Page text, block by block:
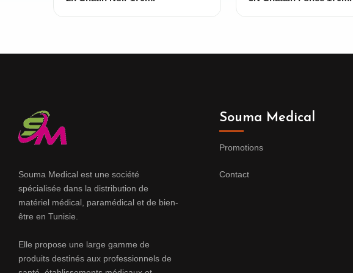
Souma Medical est une société
spécialisée dans la distribution de
matériel médical, paramédical et de bien-
être en Tunisie.
Elle propose une large gamme de
produits destinés aux professionnels de
Souma Medical
Promotions
Contact